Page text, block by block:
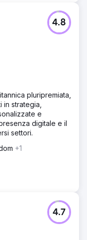
4.8
pluripremiata,
strategia,
e
digitale e il
settori.
+1
4.7